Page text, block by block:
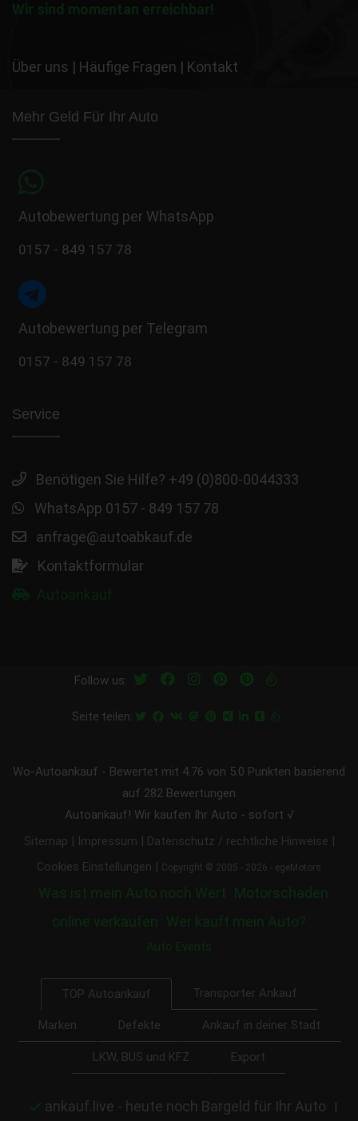
Wir sind momentan erreichbar!
Über uns | Häufige Fragen | Kontakt
Mehr Geld Für Ihr Auto
Autobewertung per WhatsApp
0157 - 849 157 78
Autobewertung per Telegram
0157 - 849 157 78
Service
Benötigen Sie Hilfe? +49 (0)800-0044333
WhatsApp 0157 - 849 157 78
anfrage@autoabkauf.de
Kontaktformular
Follow us:
Seite teilen:
Wo-Autoankauf - Bewertet mit 4.76 von 5.0 Punkten basierend
auf 282 Bewertungen
Autoankauf! Wir kaufen Ihr Auto - sofort √
Sitemap Impressum Datenschutz / rechtliche Hinweise
Cookies Einstellungen Copyright © 2005 - 2026 - egeMotors
Was ist mein Auto noch Wert Motorschaden
online verkaufen
Wer kauft mein Auto?
Auto Events
TOP Autoankauf Transporter Ankauf
Marken Defekte Ankauf in deiner Stadt
LKW, BUS und KFZ Export
ankauf.live - heute noch Bargeld für Ihr Auto